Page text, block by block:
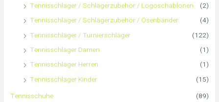
Tennisschläger / Schlägerzubehör / Logoschablonen
(2)
Tennisschläger / Schlägerzubehör / Ösenbänder
(4)
Tennisschläger / Turnierschläger
(122)
Tennisschläger Damen
(1)
Tennisschläger Herren
(1)
Tennisschläger Kinder
(15)
Tennisschuhe
(89)